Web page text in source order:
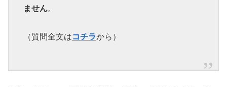
ません。
（質問全文はコチラから）